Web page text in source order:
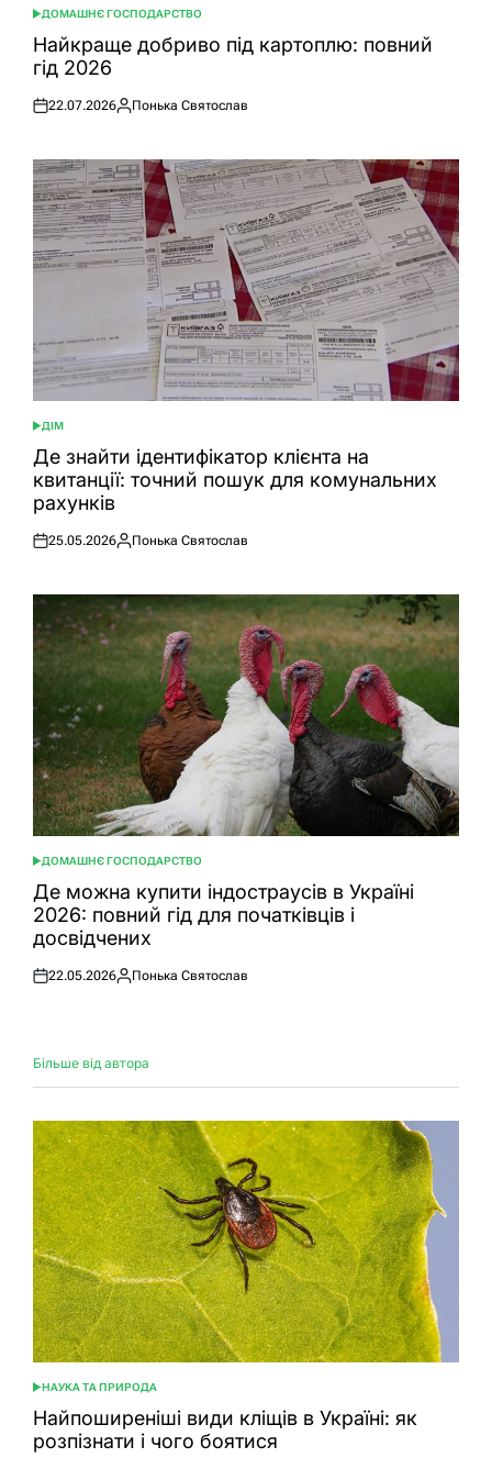
ОПУБЛІКУВАТИ
У
ДОМАШНЄ ГОСПОДАРСТВО
Найкраще добриво під картоплю: повний
гід 2026
Оприлюднено
22.07.2026
Опубліковано
Понька Святослав
ОПУБЛІКУВАТИ
У
ДІМ
Де знайти ідентифікатор клієнта на
квитанції: точний пошук для комунальних
рахунків
Оприлюднено
25.05.2026
Опубліковано
Понька Святослав
ОПУБЛІКУВАТИ
У
ДОМАШНЄ ГОСПОДАРСТВО
Де можна купити індостраусів в Україні
2026: повний гід для початківців і
досвідчених
Оприлюднено
22.05.2026
Опубліковано
Понька Святослав
Більше від автора
ОПУБЛІКУВАТИ
У
НАУКА ТА ПРИРОДА
Найпоширеніші види кліщів в Україні: як
розпізнати і чого боятися